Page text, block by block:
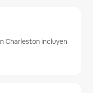
Charleston incluyen